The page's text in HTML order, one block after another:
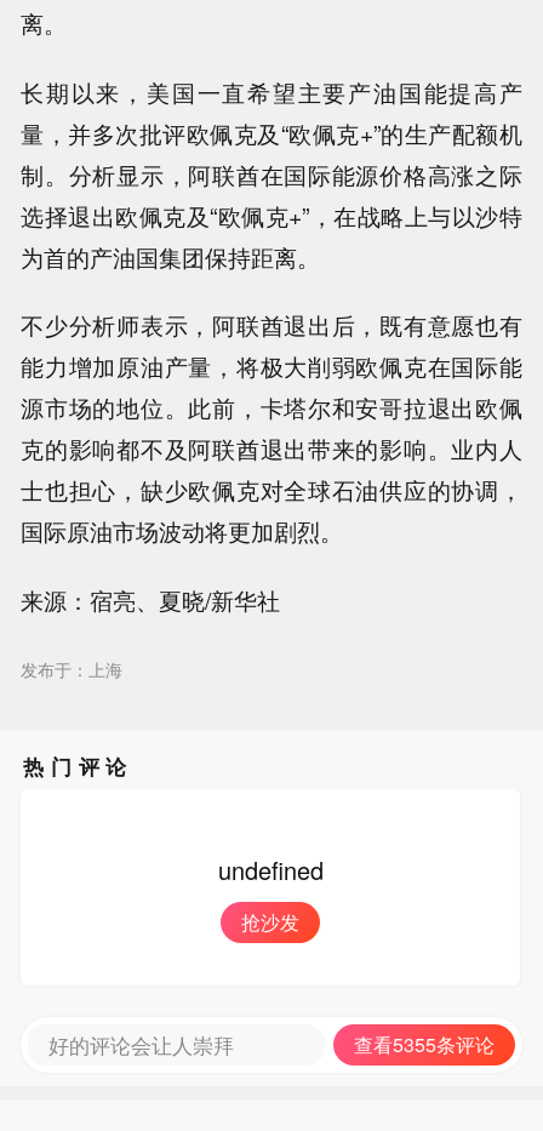
离。
长期以来，美国一直希望主要产油国能提高产
量，并多次批评欧佩克及“欧佩克+”的生产配额机
制。分析显示，阿联酋在国际能源价格高涨之际
选择退出欧佩克及“欧佩克+”，在战略上与以沙特
为首的产油国集团保持距离。
不少分析师表示，阿联酋退出后，既有意愿也有
能力增加原油产量，将极大削弱欧佩克在国际能
源市场的地位。此前，卡塔尔和安哥拉退出欧佩
克的影响都不及阿联酋退出带来的影响。业内人
士也担心，缺少欧佩克对全球石油供应的协调，
国际原油市场波动将更加剧烈。
来源：宿亮、夏晓/新华社
发布于：上海
热门评论
undefined
抢沙发
好的评论会让人崇拜 查看5355条评论